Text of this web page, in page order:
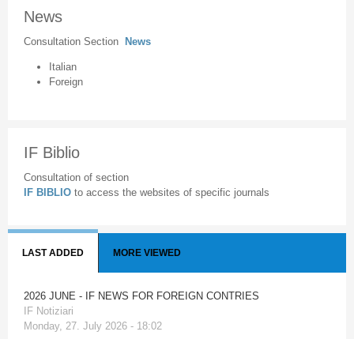
News
Consultation Section News
Italian
Foreign
IF Biblio
Consultation of section
IF BIBLIO to access the websites of specific journals
LAST ADDED MORE VIEWED
2026 JUNE - IF NEWS FOR FOREIGN CONTRIES
IF Notiziari
Monday, 27. July 2026 - 18:02